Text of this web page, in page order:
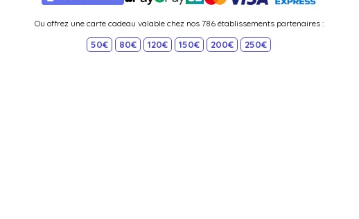
Ou offrez une carte cadeau valable chez nos 786 établissements partenaires :
50€ 80€ 120€ 150€ 200€ 250€